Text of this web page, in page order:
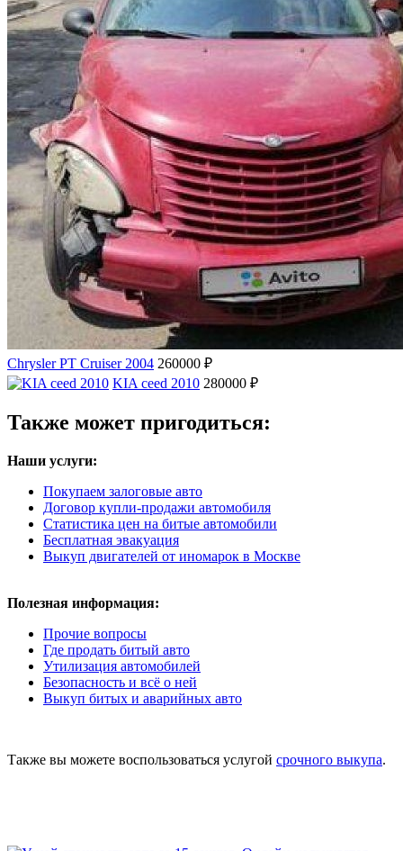
Chrysler PT Cruiser 2004 260000 ₽
KIA ceed 2010 280000 ₽
Также может пригодиться:
Наши услуги:
Покупаем залоговые авто
Договор купли-продажи автомобиля
Статистика цен на битые автомобили
Бесплатная эвакуация
Выкуп двигателей от иномарок в Москве
Полезная информация:
Прочие вопросы
Где продать битый авто
Утилизация автомобилей
Безопасность и всё о ней
Выкуп битых и аварийных авто
Также вы можете воспользоваться услугой срочного выкупа.